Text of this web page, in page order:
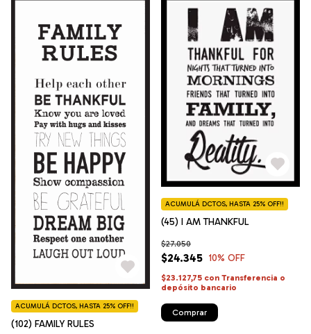
(102) FAMILY RULES
ACUMULÁ DCTOS, HASTA 25% OFF!!
(45) I AM THANKFUL
$24.345
$27.050
10% OFF
ACUMULÁ DCTOS, HASTA 25% OFF!!
$23.127,75 con Transferencia o
depósito bancario
Comprar